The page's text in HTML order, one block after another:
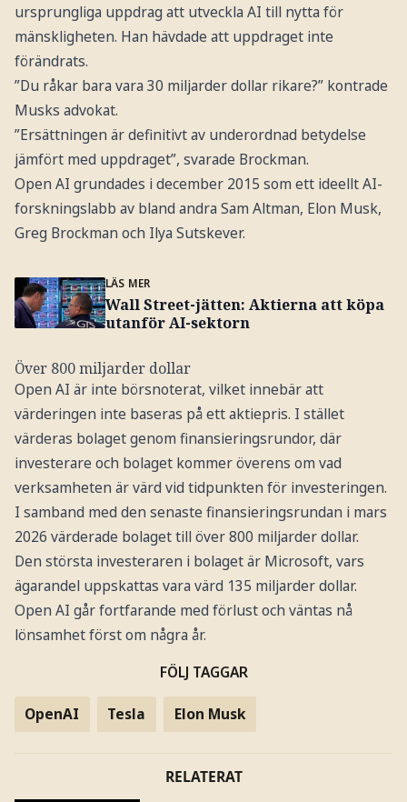
ursprungliga uppdrag att utveckla AI till nytta för
mänskligheten. Han hävdade att uppdraget inte
förändrats.
”Du råkar bara vara 30 miljarder dollar rikare?” kontrade
Musks advokat.
”Ersättningen är definitivt av underordnad betydelse
jämfört med uppdraget”, svarade Brockman.
Open AI grundades i december 2015 som ett ideellt AI-
forskningslabb av bland andra Sam Altman, Elon Musk,
Greg Brockman och Ilya Sutskever.
LÄS MER
Wall Street-jätten: Aktierna att köpa
utanför AI-sektorn
Över 800 miljarder dollar
Open AI är inte börsnoterat, vilket innebär att
värderingen inte baseras på ett aktiepris. I stället
värderas bolaget genom finansieringsrundor, där
investerare och bolaget kommer överens om vad
verksamheten är värd vid tidpunkten för investeringen.
I samband med den senaste finansieringsrundan i mars
2026 värderade bolaget till över 800 miljarder dollar.
Den största investeraren i bolaget är Microsoft, vars
ägarandel uppskattas vara värd 135 miljarder dollar.
Open AI går fortfarande med förlust och väntas nå
lönsamhet först om några år.
FÖLJ TAGGAR
OpenAI Tesla Elon Musk
RELATERAT